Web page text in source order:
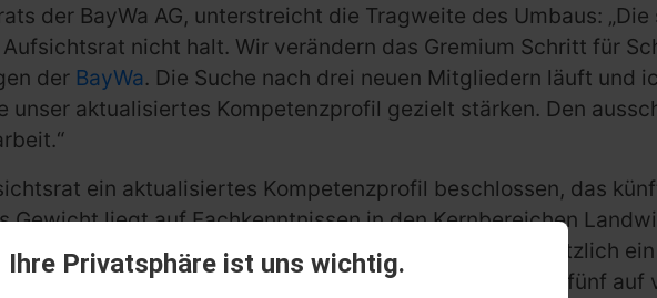
Ihre Privatsphäre ist uns wichtig.
der BayWa AG, unterstreicht die Tragweite des Umbaus:
nicht halt. Wir verändern das Gremium Schritt für
der BayWa. Die Suche nach drei neuen Mitgliedern läuft und
unser aktualisiertes Kompetenzprofil gezielt stärken. Den
ein aktualisiertes Kompetenzprofil beschlossen, das
liegt auf Fachkenntnissen in den Kernbereichen
& Künstliche Intelligenz. Ab 2028 wird zusätzlich
gewählt, gleichzeitig verkürzt sich die Amtszeit von fünf auf